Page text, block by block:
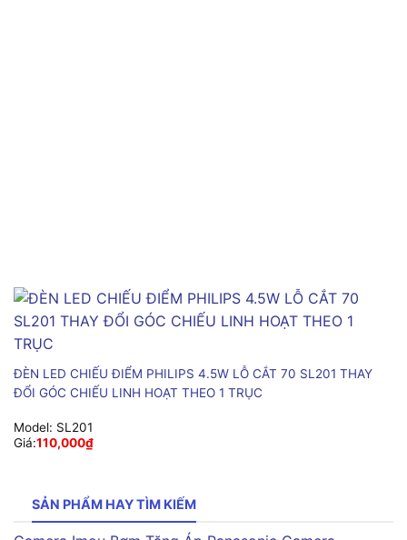
ĐÈN LED CHIẾU ĐIỂM PHILIPS 4.5W LỖ CẮT 70 SL201 THAY
ĐỔI GÓC CHIẾU LINH HOẠT THEO 1 TRỤC
Model: SL201
Giá:110,000₫
SẢN PHẨM HAY TÌM KIẾM